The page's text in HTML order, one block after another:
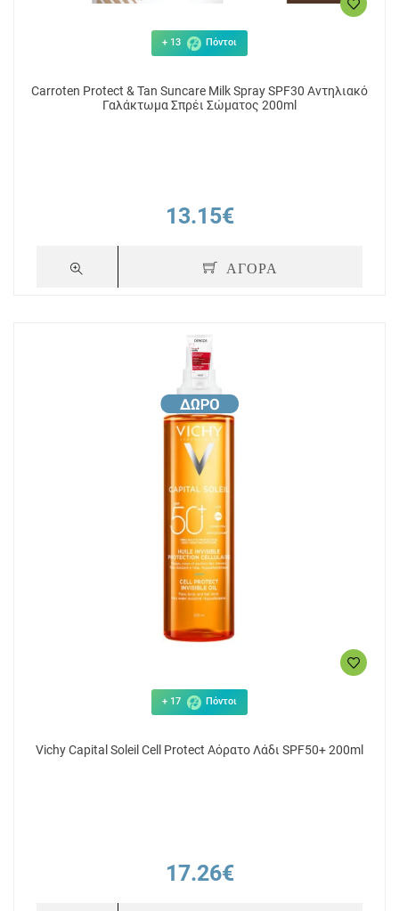
+ 13 Πόντοι
Carroten Protect & Tan Suncare Milk Spray SPF30 Αντηλιακό
Γαλάκτωμα Σπρέι Σώματος 200ml
13.15€
ΑΓΟΡΑ
+ 17 Πόντοι
Vichy Capital Soleil Cell Protect Αόρατο Λάδι SPF50+ 200ml
17.26€